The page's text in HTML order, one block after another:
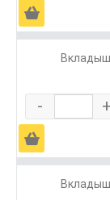
Ä
- +
Ä